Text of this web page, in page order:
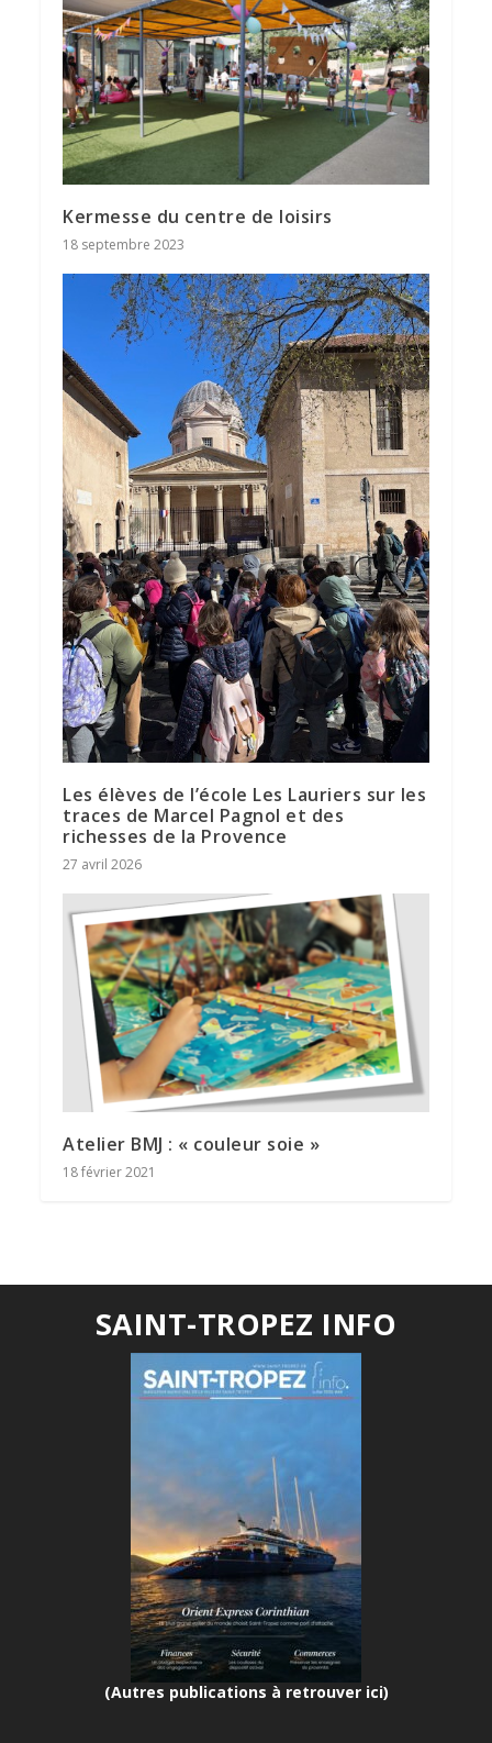
Kermesse du centre de loisirs
18 septembre 2023
Les élèves de l’école Les Lauriers sur les
traces de Marcel Pagnol et des
richesses de la Provence
27 avril 2026
Atelier BMJ : « couleur soie »
18 février 2021
SAINT-TROPEZ INFO
(Autres publications à retrouver ici)